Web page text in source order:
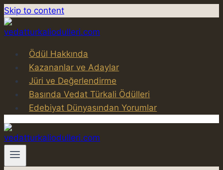
Skip to content
Ödül Hakkında
Kazananlar ve Adaylar
Jüri ve Değerlendirme
Basında Vedat Türkali Ödülleri
Edebiyat Dünyasından Yorumlar